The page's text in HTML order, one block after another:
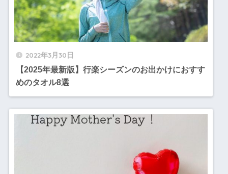
2022年3月30日
【2025年最新版】行楽シーズンのお出かけにおすす
めのタオル8選